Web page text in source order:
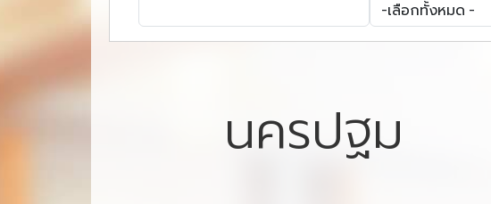
นครปฐม